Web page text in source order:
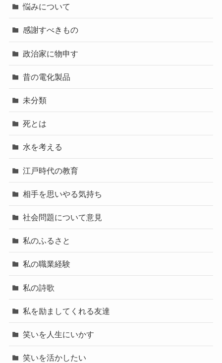
悩みについて
感謝すべきもの
政治家に物申す
昔の電化製品
未分類
死とは
水を考える
江戸時代の教育
相手を思いやる気持ち
社会問題について意見
私のふるさと
私の職業経験
私の詩歌
私を励ましてくれる友達
笑いを人生にいかす
笑いを活かしたい